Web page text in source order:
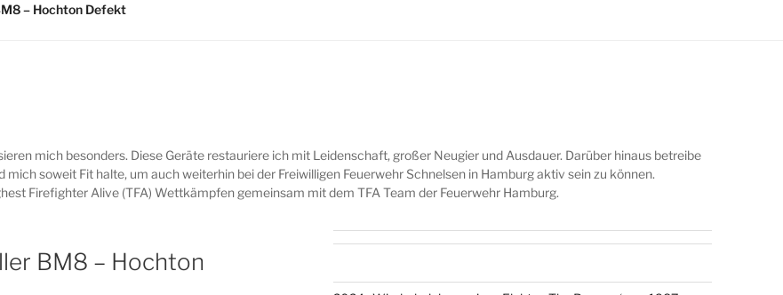
– Hochton Defekt
mich besonders. Diese Geräte restauriere ich mit Leidenschaft, großer Neugier und Ausdauer. Darüber hinaus betreibe
soweit Fit halte, um auch weiterhin bei der Freiwilligen Feuerwehr Schnelsen in Hamburg aktiv sein zu können.
Firefighter Alive (TFA) Wettkämpfen gemeinsam mit dem TFA Team der Feuerwehr Hamburg.
BM8 – Hochton